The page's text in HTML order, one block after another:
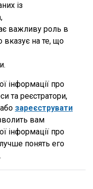
із
,
важливу роль в
вказує на те, що
інформації про
та реєстратори,
або зареєструвати
вам
інформації про
понять его